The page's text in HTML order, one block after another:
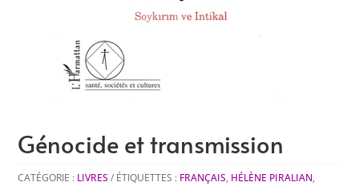
Génocide et transmission
CATÉGORIE : LIVRES ÉTIQUETTES : FRANÇAIS, HÉLÈNE PIRALIAN,